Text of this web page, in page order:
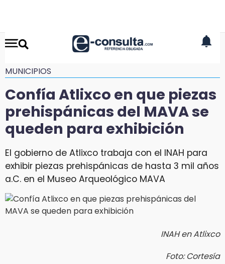
MUNICIPIOS
Confía Atlixco en que piezas
prehispánicas del MAVA se
queden para exhibición
El gobierno de Atlixco trabaja con el INAH para
exhibir piezas prehispánicas de hasta 3 mil años
a.C. en el Museo Arqueológico MAVA
INAH en Atlixco
Foto: Cortesía